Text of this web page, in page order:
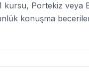
kursu, Portekiz veya
konuşma